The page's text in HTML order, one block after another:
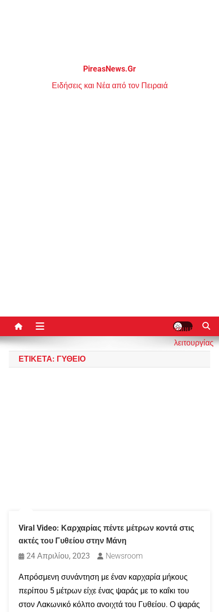
PireasNews.Gr
Ειδήσεις και Νέα από τον Πειραιά
κουμπί
λειτουργίας
ΕΤΙΚΈΤΑ: ΓΎΘΕΙΟ
Viral Video: Καρχαρίας πέντε μέτρων κοντά στις
ακτές του Γυθείου στην Μάνη
24 Απριλίου, 2023
Newsroom
Απρόσμενη συνάντηση με έναν καρχαρία μήκους
περίπου 5 μέτρων είχε ένας ψαράς με το καΐκι του
στον Λακωνικό κόλπο ανοιχτά του Γυθείου. Ο ψαράς